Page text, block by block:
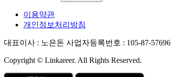
이용약관
개인정보처리방침
대표이사 : 노은돈 사업자등록번호 : 105-87-57696
Copyright © Linkareer. All Rights Reserved.